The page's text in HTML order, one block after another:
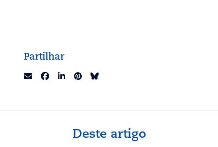
Partilhar
Deste artigo